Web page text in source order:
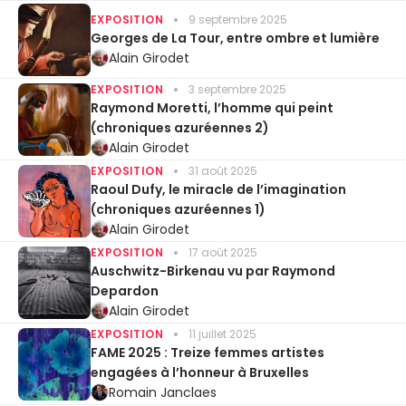
EXPOSITION 9 septembre 2025
Georges de La Tour, entre ombre et lumière
Alain Girodet
EXPOSITION 3 septembre 2025
Raymond Moretti, l’homme qui peint
(chroniques azuréennes 2)
Alain Girodet
EXPOSITION 31 août 2025
Raoul Dufy, le miracle de l’imagination
(chroniques azuréennes 1)
Alain Girodet
EXPOSITION 17 août 2025
Auschwitz-Birkenau vu par Raymond
Depardon
Alain Girodet
EXPOSITION 11 juillet 2025
FAME 2025 : Treize femmes artistes
engagées à l’honneur à Bruxelles
Romain Janclaes